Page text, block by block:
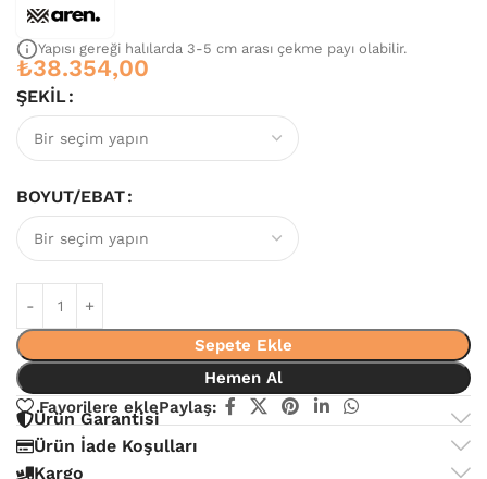
Yapısı gereği halılarda 3-5 cm arası çekme payı olabilir.
₺38.354,00
ŞEKIL
BOYUT/EBAT
Sepete Ekle
Hemen Al
Favorilere eklePaylaş:
Ürün Garantisi
Ürün İade Koşulları
Kargo